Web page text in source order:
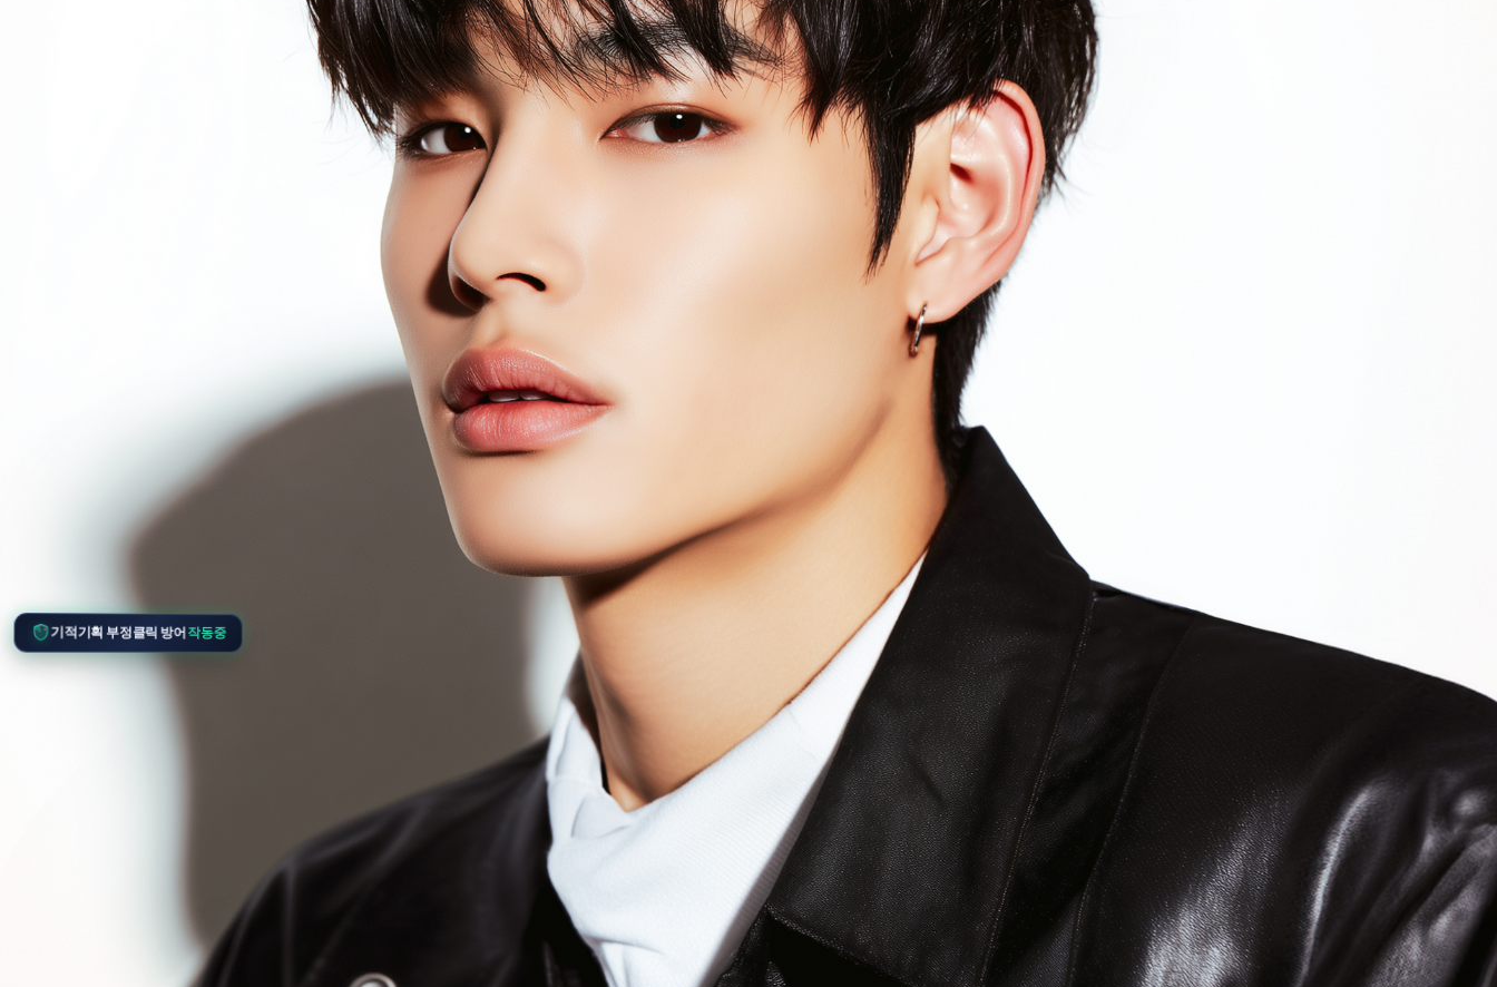
기적기획 부정클릭 방어작동중